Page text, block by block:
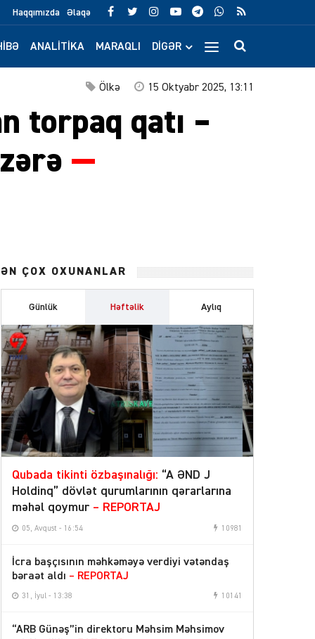
Haqqımızda Əlaqə
ANALITIKA MARAQLI DIGƏR
15 Oktyabr 2025, 13:11
Ölkə
torpaq qatı –
—
ƏN ÇOX OXUNANLAR
Günlük Həftəlik Aylıq
Qubada tikinti özbaşınalığı: “A ƏND J
Holdinq” dövlət qurumlarının qərarlarına
məhəl qoymur – REPORTAJ
05, Avqust - 16:54 10981
İcra başçısının məhkəməyə verdiyi vətəndaş
bəraət aldı – REPORTAJ
31, İyul - 13:38 10141
“ARB Günəş”in direktoru Məhsim Məhsimov